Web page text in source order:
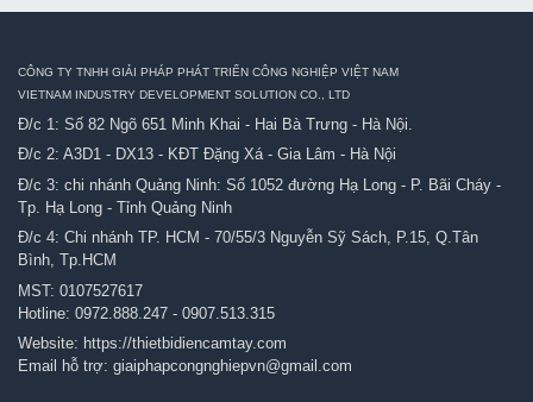
CÔNG TY TNHH GIẢI PHÁP PHÁT TRIỂN CÔNG NGHIỆP VIỆT NAM
VIETNAM INDUSTRY DEVELOPMENT SOLUTION CO., LTD
Đ/c 1: Số 82 Ngõ 651 Minh Khai - Hai Bà Trưng - Hà Nội.
Đ/c 2: A3D1 - DX13 - KĐT Đặng Xá - Gia Lâm - Hà Nội
Đ/c 3: chi nhánh Quảng Ninh: Số 1052 đường Hạ Long - P. Bãi Cháy -
Tp. Hạ Long - Tỉnh Quảng Ninh
Đ/c 4: Chi nhánh TP. HCM - 70/55/3 Nguyễn Sỹ Sách, P.15, Q.Tân
Bình, Tp.HCM
MST: 0107527617
Hotline: 0972.888.247 - 0907.513.315
Website: https://thietbidiencamtay.com
Email hỗ trợ: giaiphapcongnghiepvn@gmail.com